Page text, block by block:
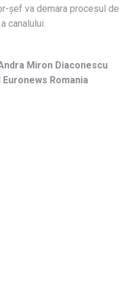
șef va demara procesul de
canalului.
Miron Diaconescu
Romania